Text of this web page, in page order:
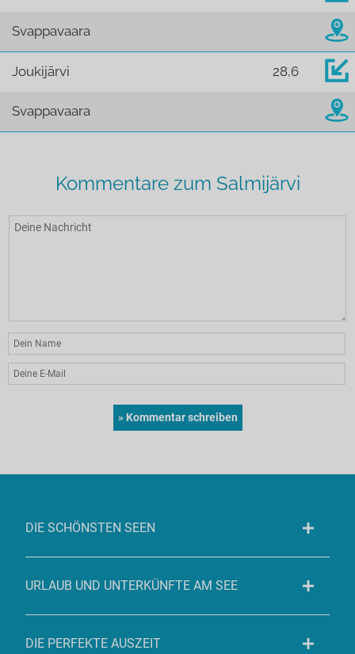
Svappavaara
Joukijärvi 28,6
Svappavaara
Kommentare zum Salmijärvi
DIE SCHÖNSTEN SEEN
URLAUB UND UNTERKÜNFTE AM SEE
DIE PERFEKTE AUSZEIT